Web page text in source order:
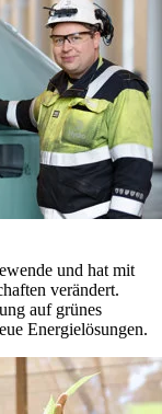
und hat mit
verändert.
auf grünes
Energielösungen.